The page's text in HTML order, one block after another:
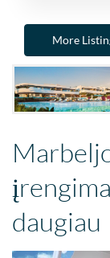
More
daugiau